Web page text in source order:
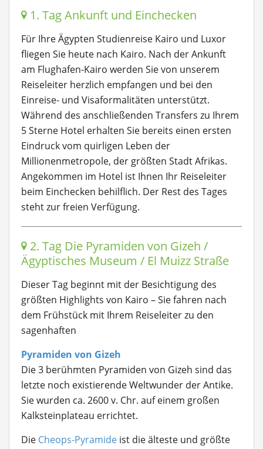
1. Tag Ankunft und Einchecken
Für Ihre Ägypten Studienreise Kairo und Luxor
fliegen Sie heute nach Kairo. Nach der Ankunft
am Flughafen-Kairo werden Sie von unserem
Reiseleiter herzlich empfangen und bei den
Einreise- und Visaformalitäten unterstützt.
Während des anschließenden Transfers zu Ihrem
5 Sterne Hotel erhalten Sie bereits einen ersten
Eindruck vom quirligen Leben der
Millionenmetropole, der größten Stadt Afrikas.
Angekommen im Hotel ist Ihnen Ihr Reiseleiter
beim Einchecken behilflich. Der Rest des Tages
steht zur freien Verfügung.
2. Tag Die Pyramiden von Gizeh /
Ägyptisches Museum / El Muizz Straße
Dieser Tag beginnt mit der Besichtigung des
größten Highlights von Kairo – Sie fahren nach
dem Frühstück mit Ihrem Reiseleiter zu den
sagenhaften
Pyramiden von Gizeh
Die 3 berühmten Pyramiden von Gizeh sind das
letzte noch existierende Weltwunder der Antike.
Sie wurden ca. 2600 v. Chr. auf einem großen
Kalksteinplateau errichtet.
Die Cheops-Pyramide ist die älteste und größte